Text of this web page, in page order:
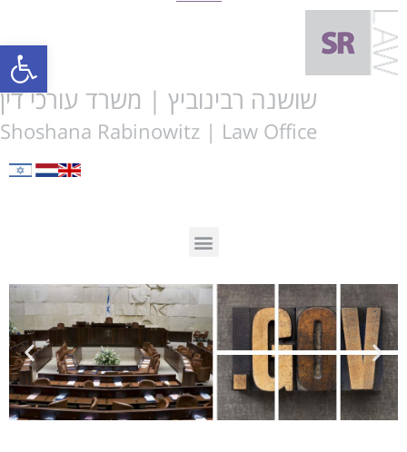
Open toolbar
שושנה רבינוביץ | משרד עורכי דין
Shoshana Rabinowitz | Law Office